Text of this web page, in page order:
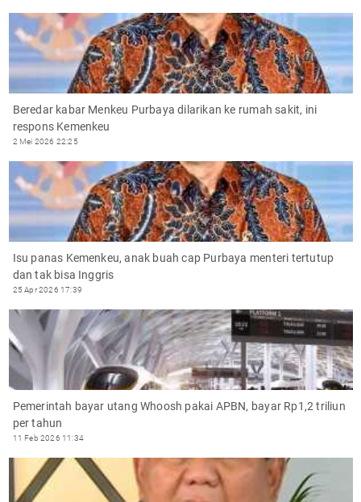
Beredar kabar Menkeu Purbaya dilarikan ke rumah sakit, ini
respons Kemenkeu
2 Mei 2026 22:25
Isu panas Kemenkeu, anak buah cap Purbaya menteri tertutup
dan tak bisa Inggris
25 Apr 2026 17:39
Pemerintah bayar utang Whoosh pakai APBN, bayar Rp1,2 triliun
per tahun
11 Feb 2026 11:34